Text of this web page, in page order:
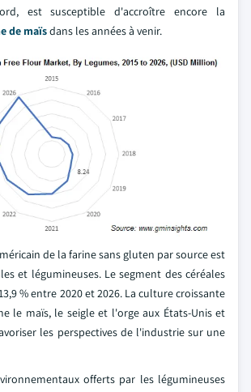
est susceptible d'accroître encore la
de maïsdans les années à venir.
de la farine sans gluten par source est
et légumineuses. Le segment des céréales
% entre 2020 et 2026. La culture croissante
le maïs, le seigle et l'orge aux États-Unis et
les perspectives de l'industrie sur une
offerts par les légumineuses